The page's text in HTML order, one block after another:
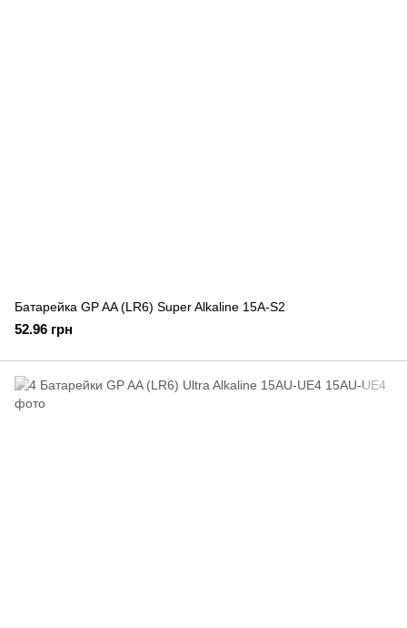
Батарейка GP AA (LR6) Super Alkaline 15A-S2
52.96 грн